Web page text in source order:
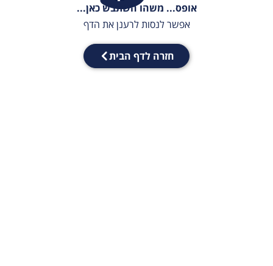
אופס... משהו השתבש כאן...
אפשר לנסות לרענן את הדף
חזרה לדף הבית